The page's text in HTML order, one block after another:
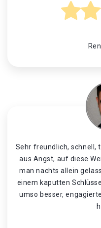
Sehr freundlich, schnell,
aus Angst, auf diese
man nachts allein
einem kaputten
umso besser,